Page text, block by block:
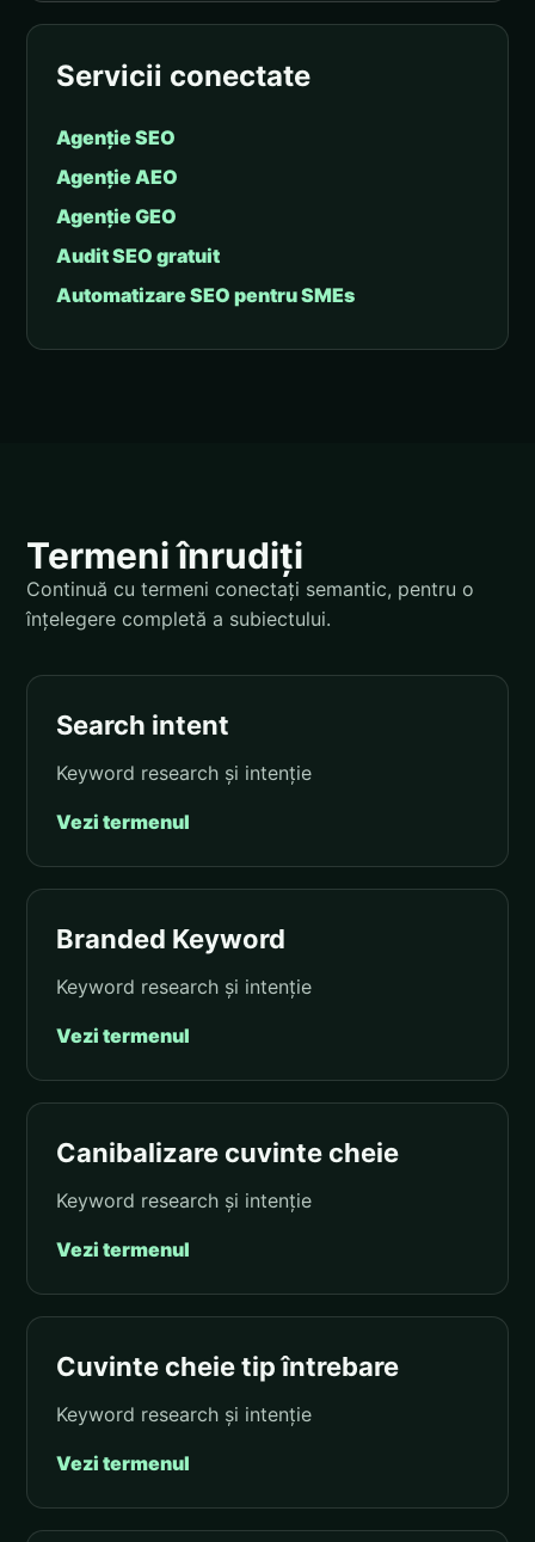
Servicii conectate
Agenție SEO
Agenție AEO
Agenție GEO
Audit SEO gratuit
Automatizare SEO pentru SMEs
Termeni înrudiți
Continuă cu termeni conectați semantic, pentru o
înțelegere completă a subiectului.
Search intent
Keyword research și intenție
Vezi termenul
Branded Keyword
Keyword research și intenție
Vezi termenul
Canibalizare cuvinte cheie
Keyword research și intenție
Vezi termenul
Cuvinte cheie tip întrebare
Keyword research și intenție
Vezi termenul